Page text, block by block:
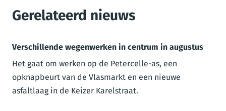
Gerelateerd nieuws
Verschillende wegenwerken in centrum in augustus
Het gaat om werken op de Petercelle-as, een
opknapbeurt van de Vlasmarkt en een nieuwe
asfaltlaag in de Keizer Karelstraat.